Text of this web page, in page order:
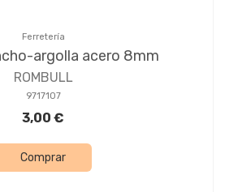
Ferretería
argolla acero 8mm
ROMBULL
9717107
3,00 €
Comprar